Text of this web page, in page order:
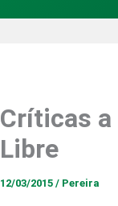
Críticas a
Libre
12/03/2015 / Pereira